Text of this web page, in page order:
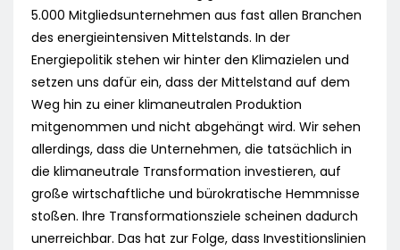
5.000 Mitgliedsunternehmen aus fast allen Branchen
des energieintensiven Mittelstands. In der
Energiepolitik stehen wir hinter den Klimazielen und
setzen uns dafür ein, dass der Mittelstand auf dem
Weg hin zu einer klimaneutralen Produktion
mitgenommen und nicht abgehängt wird. Wir sehen
allerdings, dass die Unternehmen, die tatsächlich in
die klimaneutrale Transformation investieren, auf
große wirtschaftliche und bürokratische Hemmnisse
stoßen. Ihre Transformationsziele scheinen dadurch
unerreichbar. Das hat zur Folge, dass Investitionslinien